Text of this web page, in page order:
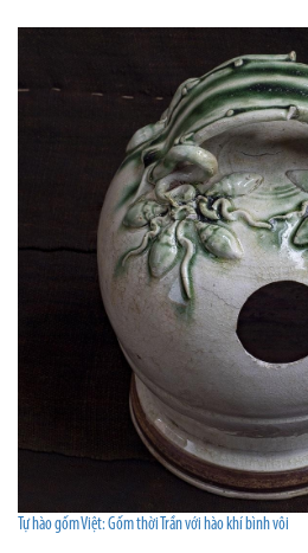
Tự hào gốm Việt: Gốm thời Trần với hào khí bình vôi